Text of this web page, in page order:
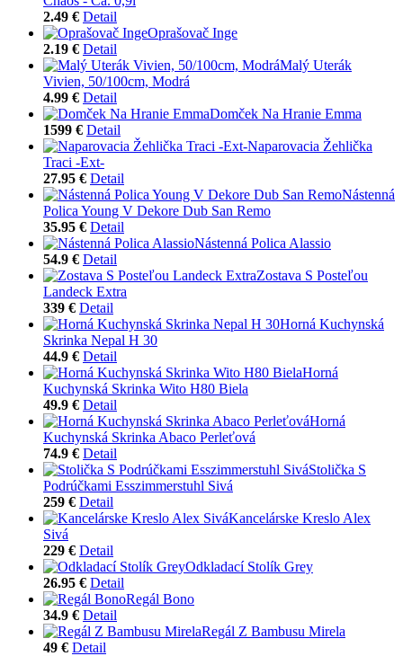
2.49 € Detail
Oprašovač Inge
2.19 € Detail
Malý Uterák
Vivien, 50/100cm, Modrá
4.99 € Detail
Domček Na Hranie Emma
1599 € Detail
Naparovacia Žehlička
Traci -Ext-
27.95 € Detail
Nástenná
Polica Young V Dekore Dub San Remo
35.95 € Detail
Nástenná Polica Alassio
54.9 € Detail
Zostava S Posteľou
Landeck Extra
339 € Detail
Horná Kuchynská
Skrinka Nepal H 30
44.9 € Detail
Horná
Kuchynská Skrinka Wito H80 Biela
49.9 € Detail
Horná
Kuchynská Skrinka Abaco Perleťová
74.9 € Detail
Stolička S
Podrúčkami Esszimmerstuhl Sivá
259 € Detail
Kancelárske Kreslo Alex
Sivá
229 € Detail
Odkladací Stolík Grey
26.95 € Detail
Regál Bono
34.9 € Detail
Regál Z Bambusu Mirela
49 € Detail